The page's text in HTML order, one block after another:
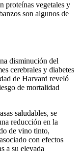
proteínas vegetales y
son algunos de
disminución del
cerebrales y diabetes
de Harvard reveló
de mortalidad
saludables, se
reducción en la
de vino tinto,
con efectos
a su elevada